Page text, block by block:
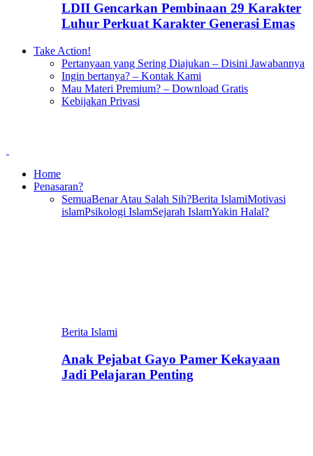
LDII Gencarkan Pembinaan 29 Karakter
Luhur Perkuat Karakter Generasi Emas
Take Action!
Pertanyaan yang Sering Diajukan – Disini Jawabannya
Ingin bertanya? – Kontak Kami
Mau Materi Premium? – Download Gratis
Kebijakan Privasi
Home
Penasaran?
SemuaBenar Atau Salah Sih?Berita IslamiMotivasi
islamPsikologi IslamSejarah IslamYakin Halal?
Berita Islami
Anak Pejabat Gayo Pamer Kekayaan
Jadi Pelajaran Penting